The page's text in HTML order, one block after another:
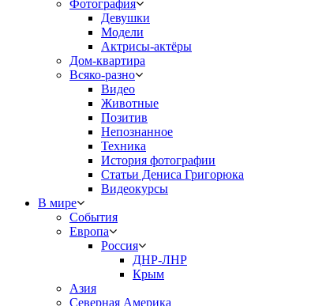
Фотография
Девушки
Модели
Актрисы-актёры
Дом-квартира
Всяко-разно
Видео
Животные
Позитив
Непознанное
Техника
История фотографии
Статьи Дениса Григорюка
Видеокурсы
В мире
События
Европа
Россия
ДНР-ЛНР
Крым
Азия
Северная Америка